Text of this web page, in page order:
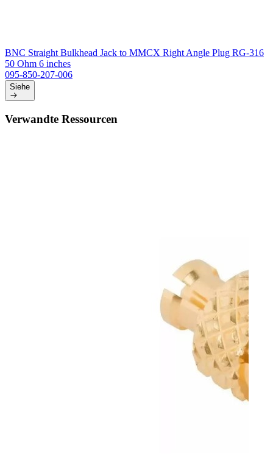
BNC Straight Bulkhead Jack to MMCX Right Angle Plug RG-316
50 Ohm 6 inches
095-850-207-006
Siehe
Verwandte Ressourcen